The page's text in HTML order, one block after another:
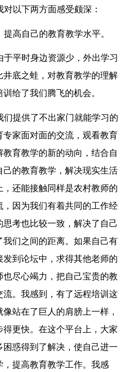
以下两方面感受颇深：
高自己的教育教学水平。
平时身边资源少，外出学习
井底之蛙，对教育教学的理解
给了我们腾飞的机会。
们提供了不出家门就能学习的
家面对面的交流，观看教育
育教学的新的动向，结合自
己的教育教学，解决现实生活
还能接触同样是农村教师的
，因为我们有着共同的工作经
考也比较一致，解决了自己
我们之间的距离。如果自己有
到论坛中，求得其他老师的
尽心竭力，把自己宝贵的教
。我感到，有了远程培训这
站在了巨人的肩膀上一样，
更快。在这个平台上，大家
惑得到了解决，使自己进一
，提高教育教学工作。我感